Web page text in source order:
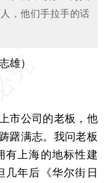
，他们手拉手的话
雄）
公司的老板，他
躇满志。我问老板
有上海的地标性建
几年后《华尔街日